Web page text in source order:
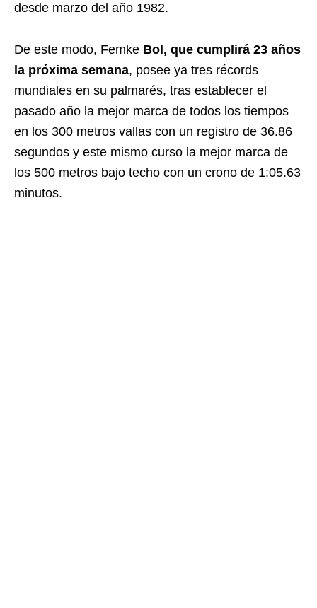
desde marzo del año 1982.
De este modo, Femke Bol, que cumplirá 23 años
la próxima semana, posee ya tres récords
mundiales en su palmarés, tras establecer el
pasado año la mejor marca de todos los tiempos
en los 300 metros vallas con un registro de 36.86
segundos y este mismo curso la mejor marca de
los 500 metros bajo techo con un crono de 1:05.63
minutos.